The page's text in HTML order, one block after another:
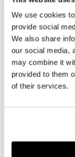
We use cookies
provide social
We also share
our social media,
may combine it
provided to them
of their services.
36 37
Größe des Models: 1.75
Größentabelle